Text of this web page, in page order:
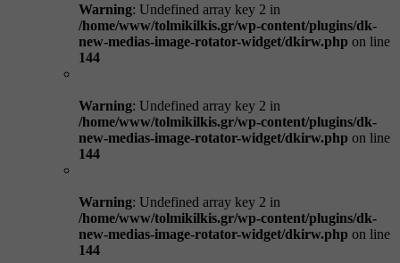
Warning: Undefined array key 2 in
/home/www/tolmikilkis.gr/wp-content/plugins/dk-
new-medias-image-rotator-widget/dkirw.php on line
144
Warning: Undefined array key 2 in
/home/www/tolmikilkis.gr/wp-content/plugins/dk-
new-medias-image-rotator-widget/dkirw.php on line
144
Warning: Undefined array key 2 in
/home/www/tolmikilkis.gr/wp-content/plugins/dk-
new-medias-image-rotator-widget/dkirw.php on line
144